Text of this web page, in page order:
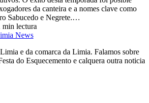
da canteira e a nomes clave como
Sabucedo e Negrete.…
min lectura
News
e da comarca da Limia. Falamos sobre
do Esquecemento e calquera outra noticia